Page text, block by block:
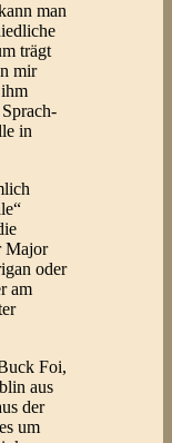
man
trägt
mir
in
Major
oder
am
Foi,
aus
der
um